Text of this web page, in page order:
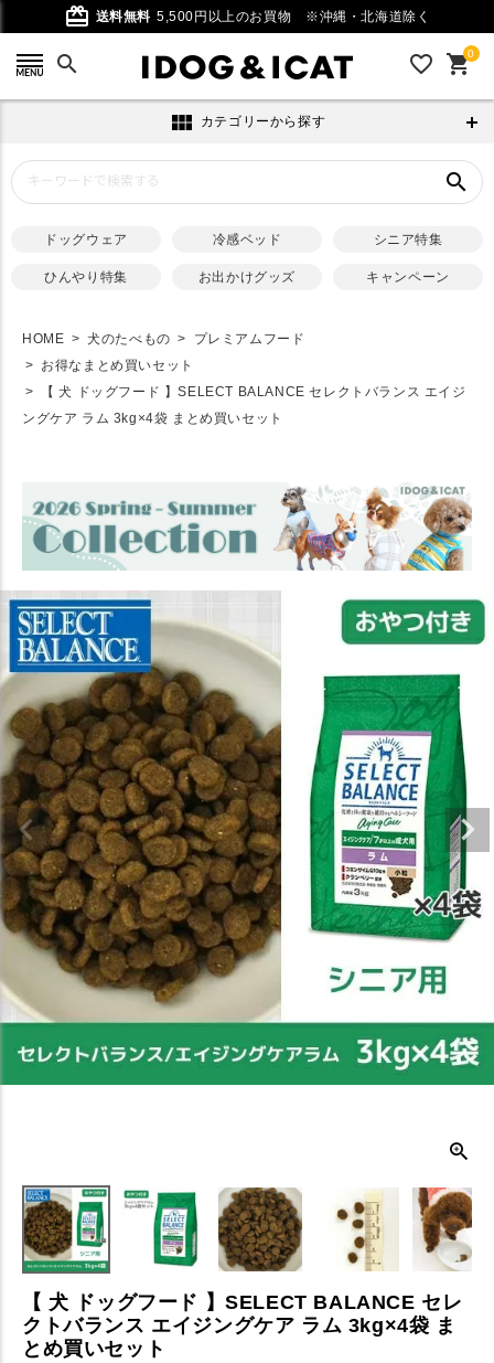
card_giftcard 送料無料 5,500円以上のお買物 ※沖縄・北海道除く
search favorite_outline 0
shopping_cart
view_module カテゴリーから探す
search
ドッグウェア 冷感ベッド シニア特集
ひんやり特集 お出かけグッズ キャンペーン
HOME 犬のたべもの
プレミアムフード
お得なまとめ買いセット
【 犬 ドッグフード 】SELECT BALANCE セレクトバランス エイジ
ングケア ラム 3kg×4袋 まとめ買いセット
【 犬 ドッグフード 】SELECT BALANCE セレ
クトバランス エイジングケア ラム 3kg×4袋 ま
とめ買いセット